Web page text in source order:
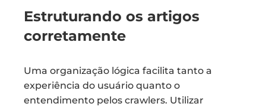
Estruturando os artigos
corretamente
Uma organização lógica facilita tanto a
experiência do usuário quanto o
entendimento pelos crawlers. Utilizar